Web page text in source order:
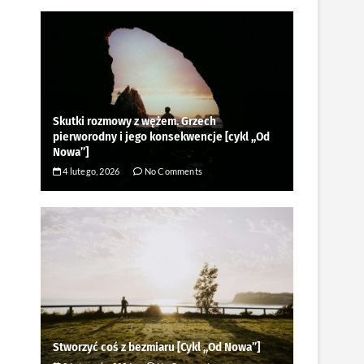
Skutki rozmowy z wężem. Grzech
pierworodny i jego konsekwencje [cykl ,,Od
Nowa”]
4 lutego, 2026 No Comments
Stworzyć coś z bezmiaru [Cykl ,,Od Nowa”]